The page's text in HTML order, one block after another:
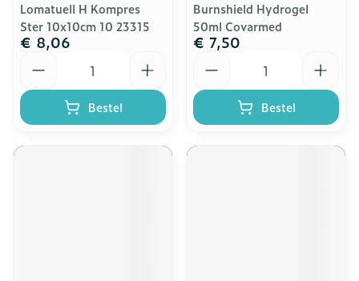
Lomatuell H Kompres
Ster 10x10cm 10 23315
€ 8,06
Bestel
Burnshield Hydrogel
50ml Covarmed
€ 7,50
Bestel